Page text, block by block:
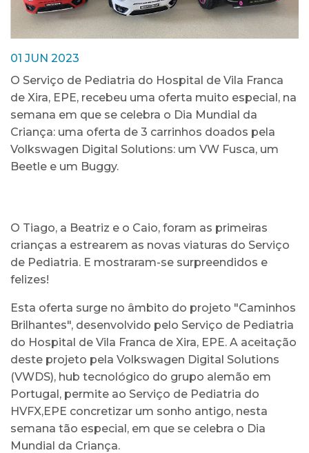
01 JUN 2023
O Serviço de Pediatria do Hospital de Vila Franca
de Xira, EPE, recebeu uma oferta muito especial, na
semana em que se celebra o Dia Mundial da
Criança: uma oferta de 3 carrinhos doados pela
Volkswagen Digital Solutions: um VW Fusca, um
Beetle e um Buggy.
O Tiago, a Beatriz e o Caio, foram as primeiras
crianças a estrearem as novas viaturas do Serviço
de Pediatria. E mostraram-se surpreendidos e
felizes!
Esta oferta surge no âmbito do projeto "Caminhos
Brilhantes", desenvolvido pelo Serviço de Pediatria
do Hospital de Vila Franca de Xira, EPE. A aceitação
deste projeto pela Volkswagen Digital Solutions
(VWDS), hub tecnológico do grupo alemão em
Portugal, permite ao Serviço de Pediatria do
HVFX,EPE concretizar um sonho antigo, nesta
semana tão especial, em que se celebra o Dia
Mundial da Criança.